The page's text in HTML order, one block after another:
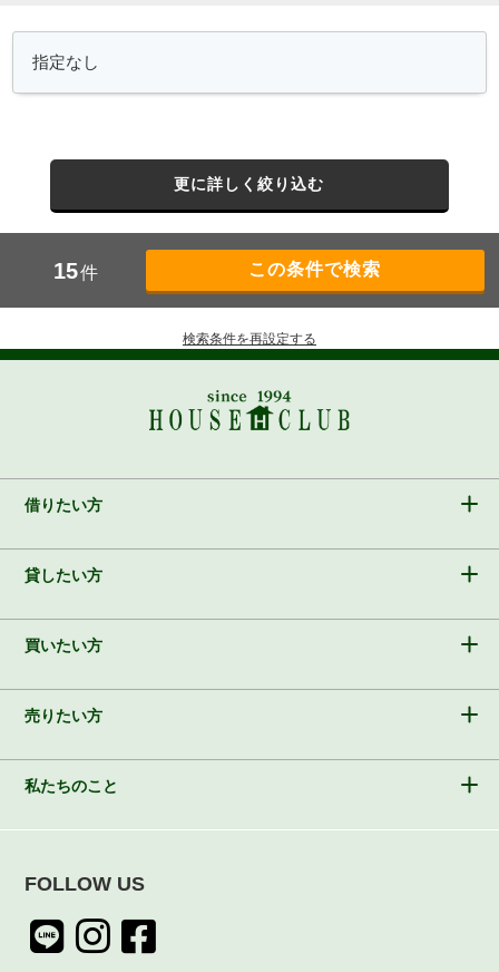
更に詳しく絞り込む
15件
検索条件を再設定する
借りたい方
貸したい方
買いたい方
売りたい方
私たちのこと
FOLLOW US